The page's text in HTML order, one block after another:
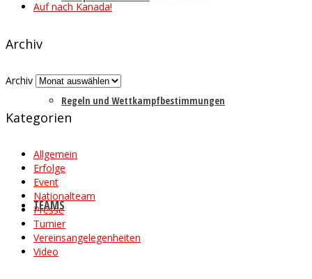
Regeln und Wettkampfbestimmungen
TEAMS
Auf nach Kanada!
Archiv
Archiv
Kategorien
Allgemein
Erfolge
Event
Nationalteam
Presse
Turnier
Vereinsangelegenheiten
Video